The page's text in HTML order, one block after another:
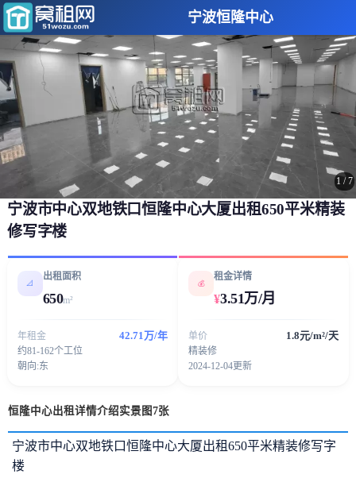
宁波恒隆中心
1 /7
宁波市中心双地铁口恒隆中心大厦出租650平米精装
修写字楼
📐
出租面积
650m²
年租金 42.71万/年
约81-162个工位
朝向:东
💰
租金详情
¥3.51万/月
单价 1.8元/m²/天
精装修
2024-12-04更新
恒隆中心出租详情介绍实景图7张
宁波市中心双地铁口恒隆中心大厦出租650平米精装修写字
楼